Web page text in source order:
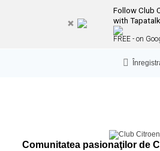
Follow Club
with
FREE - on
Comunitatea pasionaţilor de